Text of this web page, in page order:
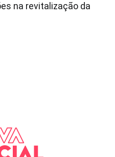
na revitalização da